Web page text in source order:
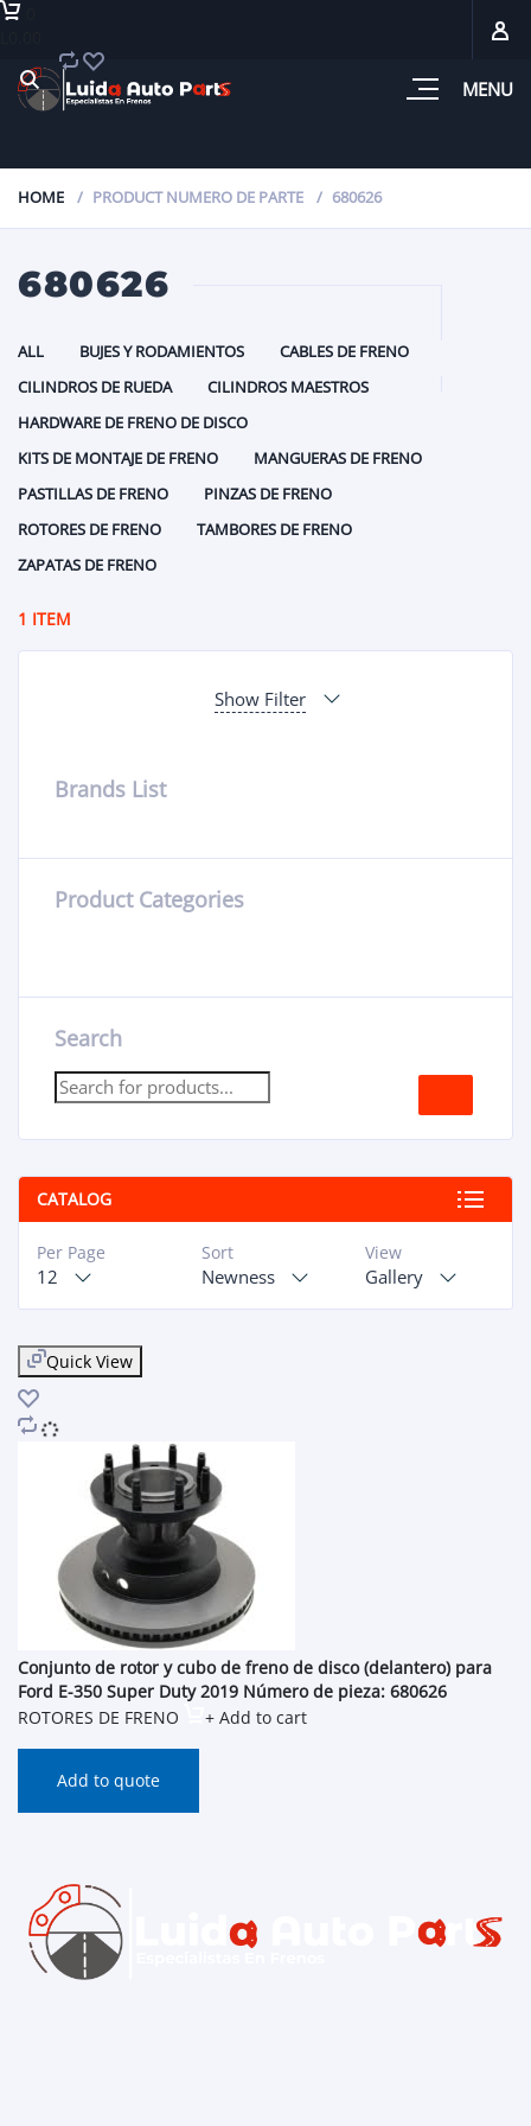
MENU
HOME PRODUCT NUMERO DE PARTE 680626
680626
ALL BUJES Y RODAMIENTOS
CABLES DE FRENO
CILINDROS DE RUEDA
CILINDROS MAESTROS
HARDWARE DE FRENO DE DISCO
KITS DE MONTAJE DE FRENO
MANGUERAS DE FRENO
PASTILLAS DE FRENO
PINZAS DE FRENO
ROTORES DE FRENO
TAMBORES DE FRENO
ZAPATAS DE FRENO
1 ITEM
Show Filter
Brands List
Product Categories
Search
CATALOG
View
Gallery
Sort
Newness
Per Page
12
Quick View
Conjunto de rotor y cubo de freno de disco (delantero) para
Ford E-350 Super Duty 2019 Número de pieza: 680626
ROTORES DE FRENO
+ Add to cart
Add to quote